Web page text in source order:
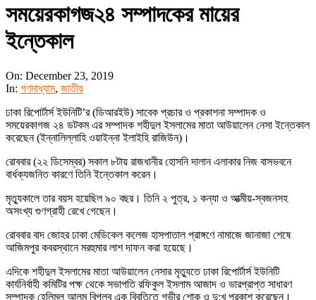
সময়েরকাগজ২৪ সম্পাদকের মায়ের
ইন্তেকাল
On: December 23, 2019
In: গণমাধ্যাম, জাতীয়
ঢাকা রিপোর্টার্স ইউনিটি’র (ডিআরইউ) সাবেক প্রচার ও প্রকাশনা সম্পাদক ও
সময়েরকাগজ ২৪ ডটকম এর সম্পাদক শহীদুল ইসলামের মাতা আউয়ালেন নেসা ইন্তেকাল
করেছেন (ইন্নালিল্লাহি ওয়াইন্না ইলাইহি রাজিউন)।
রোববার (২২ ডিসেম্বর) সকাল ৮টায় রাজধানীর হোসনি দালান এলাকার নিজ বাসভবনে
বার্ধক্যজনিত কারণে তিনি ইন্তেকাল করেন।
মৃত্যুকালে তার বয়স হয়েছিল ৯০ বছর। তিনি ২ পুত্র, ১ কন্যা ও আত্মীয়-স্বজনসহ
অসংখ্য গুণগ্রাহী রেখে গেছেন।
রোববার বাদ জোহর ঢাকা মেডিকেল কলেজ হাসপাতাল প্রাঙ্গণে নামাজে জানাজা শেষে
আজিমপুর কবরস্থানে মরহুমার লাশ দাফন করা হয়েছে।
এদিকে শহীদুল ইসলামের মাতা আউয়ালেন নেসার মৃত্যুতে ঢাকা রিপোর্টার্স ইউনিটি
কার্যনির্বাহী কমিটির পক্ষ থেকে সভাপতি রফিকুল ইসলাম আজাদ ও ভারপ্রাপ্ত সাধারণ
সম্পাদক হেলিমুল আলম বিপ্লব এক বিবৃতিতে গভীর শোক ও দু:খ প্রকাশ করেছেন।